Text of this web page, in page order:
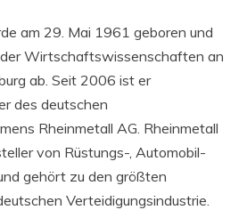
am 29. Mai 1961 geboren und
Wirtschaftswissenschaften an
ab. Seit 2006 ist er
des deutschen
Rheinmetall AG. Rheinmetall
von Rüstungs-, Automobil-
gehört zu den größten
Verteidigungsindustrie.